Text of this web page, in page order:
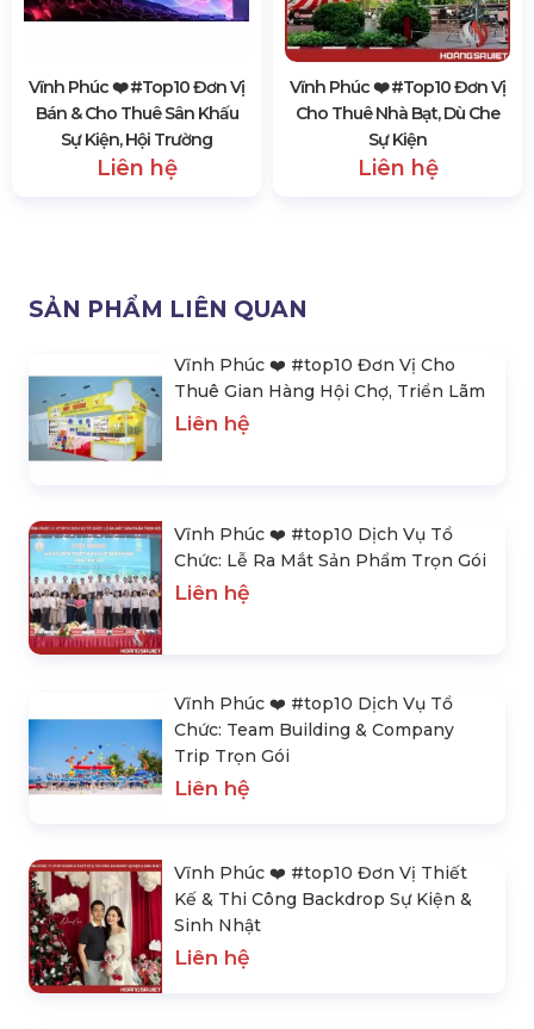
Vĩnh Phúc ❤️️ #top10 Đơn Vị
Bán & Cho Thuê Sân Khấu
Sự Kiện, Hội Trường
Liên hệ
Vĩnh Phúc ❤️️ #top10 Đơn Vị
Cho Thuê Nhà Bạt, Dù Che
Sự Kiện
Liên hệ
SẢN PHẨM LIÊN QUAN
Vĩnh Phúc ❤️️ #top10 Đơn Vị Cho
Thuê Gian Hàng Hội Chợ, Triển Lãm
Liên hệ
Vĩnh Phúc ❤️️ #top10 Dịch Vụ Tổ
Chức: Lễ Ra Mắt Sản Phẩm Trọn Gói
Liên hệ
Vĩnh Phúc ❤️️ #top10 Dịch Vụ Tổ
Chức: Team Building & Company
Trip Trọn Gói
Liên hệ
Vĩnh Phúc ❤️️ #top10 Đơn Vị Thiết
Kế & Thi Công Backdrop Sự Kiện &
Sinh Nhật
Liên hệ